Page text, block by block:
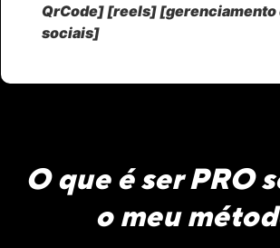
QrCode] [reels] [gerenciamento
sociais]
O que é ser PRO
o meu